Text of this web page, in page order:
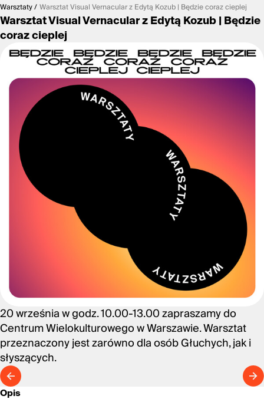
Warsztaty Warsztat Visual Vernacular z Edytą Kozub | Będzie coraz cieplej
Warsztat Visual Vernacular z Edytą Kozub | Będzie
coraz cieplej
20 września w godz. 10.00-13.00 zapraszamy do
Centrum Wielokulturowego w Warszawie. Warsztat
przeznaczony jest zarówno dla osób Głuchych, jak i
słyszących.
Opis